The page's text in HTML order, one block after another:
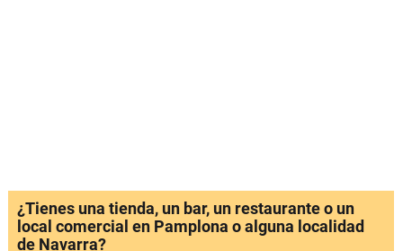
¿Tienes una tienda, un bar, un restaurante o un
local comercial en Pamplona o alguna localidad
de Navarra?